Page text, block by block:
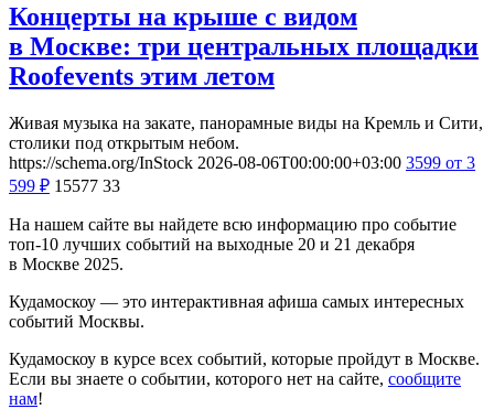
Концерты на крыше с видом
в Москве: три центральных площадки
Roofevents этим летом
Живая музыка на закате, панорамные виды на Кремль и Сити,
столики под открытым небом.
https://schema.org/InStock 2026-08-06T00:00:00+03:00 3599 от 3
599 ₽ 15577 33
На нашем сайте вы найдете всю информацию про событие
топ-10 лучших событий на выходные 20 и 21 декабря
в Москве 2025.
Кудамоскоу — это интерактивная афиша самых интересных
событий Москвы.
Кудамоскоу в курсе всех событий, которые пройдут в Москве.
Если вы знаете о событии, которого нет на сайте, сообщите
нам!